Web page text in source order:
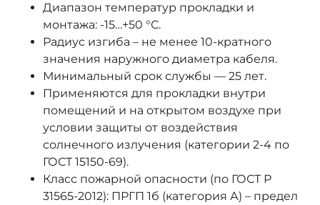
Диапазон температур прокладки и
монтажа: -15…+50 °С.
Радиус изгиба – не менее 10-кратного
значения наружного диаметра кабеля.
Минимальный срок службы — 25 лет.
Применяются для прокладки внутри
помещений и на открытом воздухе при
условии защиты от воздействия
солнечного излучения (категории 2-4 по
ГОСТ 15150-69).
Класс пожарной опасности (по ГОСТ Р
31565-2012): ПРГП 1б (категория А) – предел